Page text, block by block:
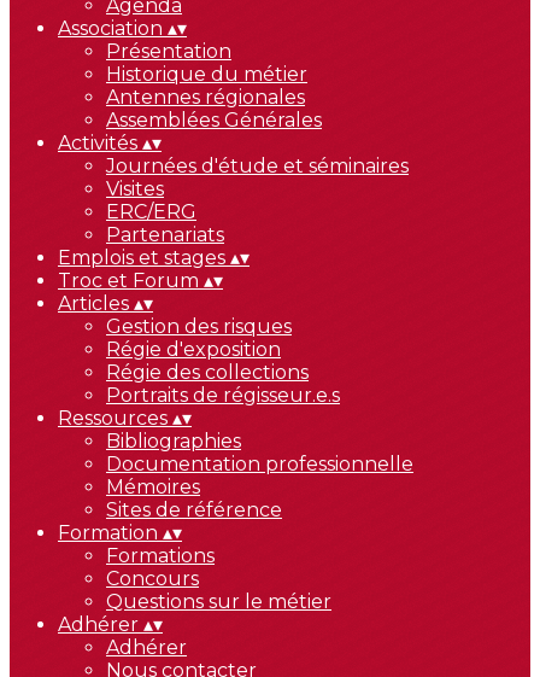
Agenda
Association ▴▾
Présentation
Historique du métier
Antennes régionales
Assemblées Générales
Activités ▴▾
Journées d'étude et séminaires
Visites
ERC/ERG
Partenariats
Emplois et stages ▴▾
Troc et Forum ▴▾
Articles ▴▾
Gestion des risques
Régie d'exposition
Régie des collections
Portraits de régisseur.e.s
Ressources ▴▾
Bibliographies
Documentation professionnelle
Mémoires
Sites de référence
Formation ▴▾
Formations
Concours
Questions sur le métier
Adhérer ▴▾
Adhérer
Nous contacter